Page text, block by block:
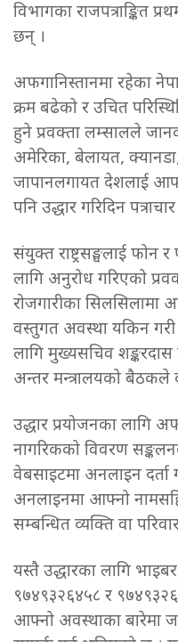
विभागका राजपत्राङ्कित
छन् ।
अफगानिस्तानमा रहेका
क्रम बढेको र उचित
हुने प्रवक्ता लम्सालले
अमेरिका, बेलायत,
जापानलगायत देशलाई
पनि उद्धार गरिदिन
संयुक्त राष्ट्रसङ्घलाई फोन
लागि अनुरोध गरिएको
रोजगारीका सिलसिलामा
वस्तुगत अवस्था यकिन
लागि मुख्यसचिव शङ्करदास
अन्तर मन्त्रालयको बैठकले
उद्धार प्रयोजनका लागि
नागरिकको विवरण
वेबसाइटमा अनलाइन दर्ता
अनलाइनमा आफ्नो
सम्बन्धित व्यक्ति वा
यस्तै उद्धारका लागि
९७४९३२६४५८ र
आफ्नो अवस्थाका बारेमा